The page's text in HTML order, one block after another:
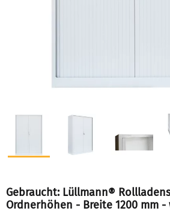
Gebraucht: Lüllmann®
Ordnerhöhen - Breite 1200 mm -